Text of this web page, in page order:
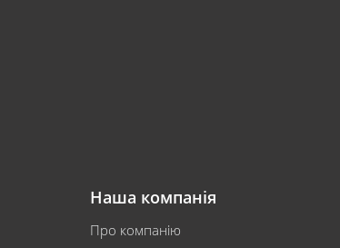
Наша компанія
Про компанію